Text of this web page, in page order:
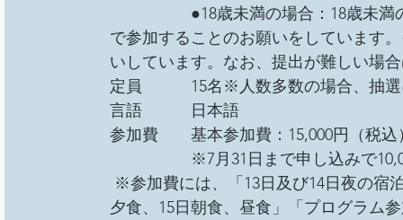
●18歳未満の場合：18歳未満の方
で参加することのお願いをしています
いしています。なお、提出が難しい場
定員　　　15名※人数多数の場合、抽
言語　　　日本語
参加費　　基本参加費：15,000円（税込
※7月31日まで申し込みで
※参加費には、「13日及び14日夜の宿
夕食、15日朝食、昼食」「プログラム